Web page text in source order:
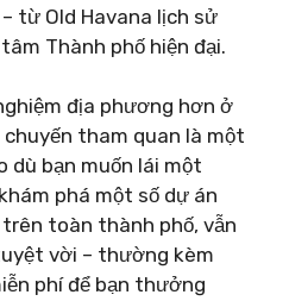
từ Old Havana lịch sử
Thành phố hiện đại.
địa phương hơn ở
tham quan là một
dù bạn muốn lái một
phá một số dự án
toàn thành phố, vẫn
vời – thường kèm
phí để bạn thưởng